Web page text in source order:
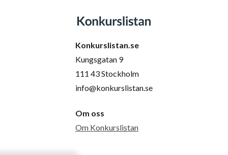
Konkurslistan.se
Kungsgatan 9
111 43 Stockholm
info@konkurslistan.se
Om oss
Om Konkurslistan